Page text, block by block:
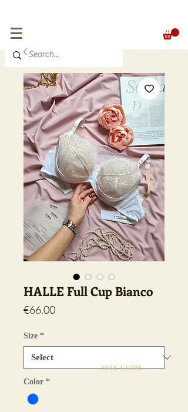
HALLE Full Cup Bianco
€66.00Price
Size *
Color *
SIZE GUIDE